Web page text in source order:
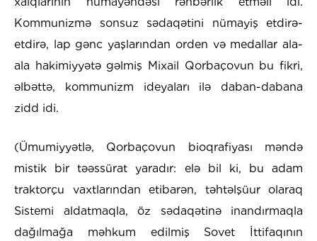
Kommunizmə sonsuz sədaqətini nümayiş etdirə-
etdirə, lap gənc yaşlarından orden və medallar ala-
ala hakimiyyətə gəlmiş Mixail Qorbaçovun bu fikri,
əlbəttə, kommunizm ideyaları ilə daban-dabana
zidd idi.
(Ümumiyyətlə, Qorbaçovun bioqrafiyası məndə
mistik bir təəssürat yaradır: elə bil ki, bu adam
traktorçu vaxtlarından etibarən, təhtəlşüur olaraq
Sistemi aldatmaqla, öz sədaqətinə inandırmaqla
dağılmağa məhkum edilmiş Sovet İttifaqının